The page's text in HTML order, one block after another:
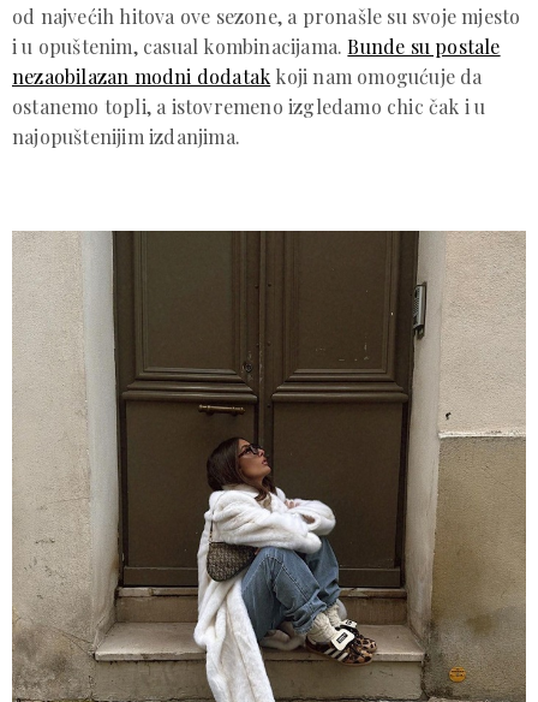
od najvećih hitova ove sezone, a pronašle su svoje mjesto
i u opuštenim, casual kombinacijama.Bunde su postale
nezaobilazan modni dodatak koji nam omogućuje da
ostanemo topli, a istovremeno izgledamo chic čak i u
najopuštenijim izdanjima.